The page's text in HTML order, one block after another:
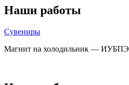
Наши работы
Сувениры
Магнит на холодильник — ИУБПЭ